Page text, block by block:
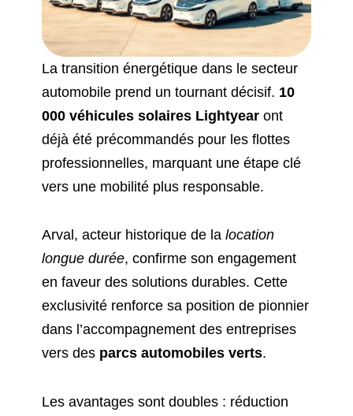
La transition énergétique dans le secteur
automobile prend un tournant décisif. 10
000 véhicules solaires Lightyear ont
déjà été précommandés pour les flottes
professionnelles, marquant une étape clé
vers une mobilité plus responsable.
Arval, acteur historique de lalocation
longue durée, confirme son engagement
en faveur des solutions durables. Cette
exclusivité renforce sa position de pionnier
dans l’accompagnement des entreprises
vers des parcs automobiles verts.
Les avantages sont doubles : réduction